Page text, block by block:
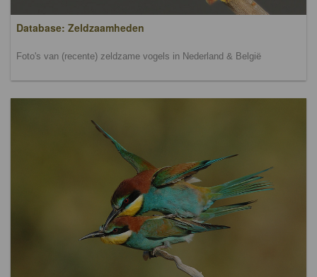
Database: Zeldzaamheden
Foto's van (recente) zeldzame vogels in Nederland & België